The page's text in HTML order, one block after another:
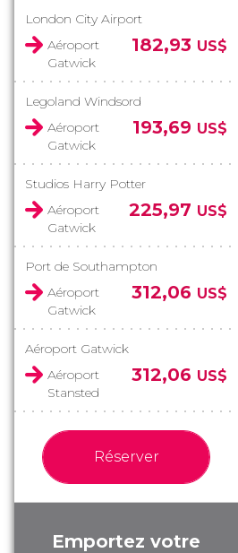
London City Airport
Aéroport
Gatwick
182,93 US$
Legoland Windsord
Aéroport
Gatwick
193,69 US$
Studios Harry Potter
Aéroport
Gatwick
225,97 US$
Port de Southampton
Aéroport
Gatwick
312,06 US$
Aéroport Gatwick
Aéroport
Stansted
312,06 US$
Réserver
Emportez votre